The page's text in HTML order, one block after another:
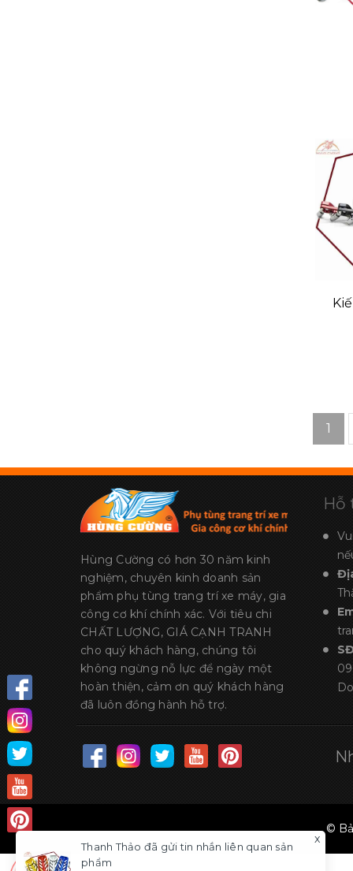
1
Hùng Cường có hơn 30 năm kinh
nghiệm, chuyên kinh doanh sản
phẩm phụ tùng trang trí xe máy, gia
công cơ khí chính xác. Với tiêu chi
CHẤT LƯỢNG, GIÁ CẠNH TRANH
cho quý khách hàng, chúng tôi
không ngừng nỗ lực để ngày một
hoàn thiện, cảm ơn quý khách hàng
đã luôn đồng hành hỗ trợ.
Hỗ
©
x
Thanh Thảo đã gửi tin nhắn liên quan sản
phẩm